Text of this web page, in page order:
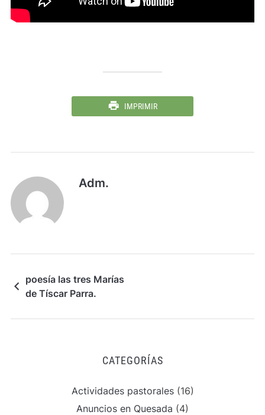
IMPRIMIR
Adm.
poesía las tres Marías
de Tíscar Parra.
CATEGORÍAS
Actividades pastorales(16)
Anuncios en Quesada (4)